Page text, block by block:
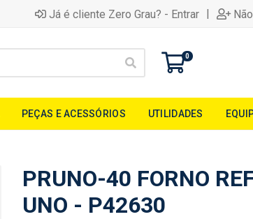
Já é cliente Zero Grau? - Entrar |
0
PEÇAS E ACESSÓRIOS UTILIDADES
PRUNO-40 FORNO
UNO - P42630